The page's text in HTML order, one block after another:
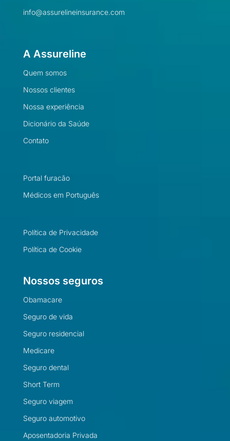
info@assurelineinsurance.com
A Assureline
Quem somos
Nossos clientes
Nossa experiência
Dicionário da Saúde
Contato
Portal furacão
Médicos em Português
Política de Privacidade
Política de Cookie
Nossos seguros
Obamacare
Seguro de vida
Seguro residencial
Medicare
Seguro dental
Short Term
Seguro viagem
Seguro automotivo
Aposentadoria Privada